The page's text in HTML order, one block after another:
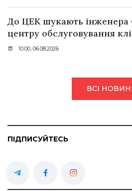
До ЦЕК шукають інженера
центру обслуговування
10:00, 06.08.2026
ВСІ
ПІДПИСУЙТЕСЬ